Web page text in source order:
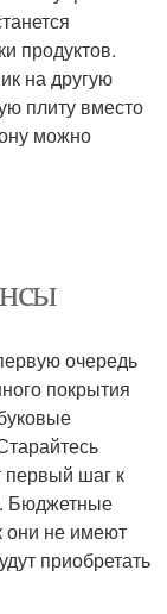
продуктов.
на другую
плиту вместо
можно
очередь
покрытия
первый шаг к
Бюджетные
они не имеют
приобретать